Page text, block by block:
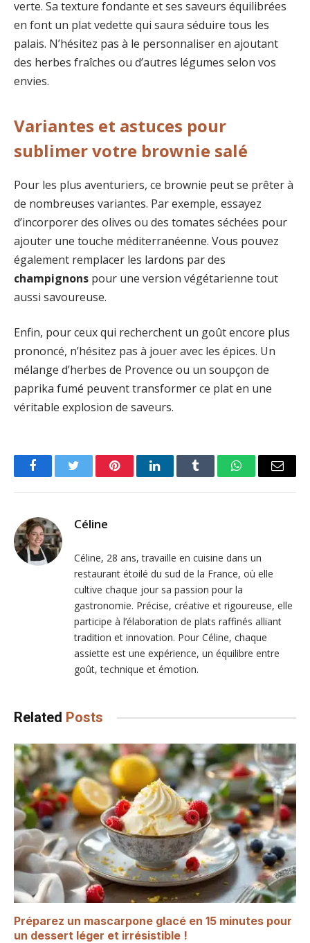
verte. Sa texture fondante et ses saveurs équilibrées
en font un plat vedette qui saura séduire tous les
palais. N’hésitez pas à le personnaliser en ajoutant
des herbes fraîches ou d’autres légumes selon vos
envies.
Variantes et astuces pour
sublimer votre brownie salé
Pour les plus aventuriers, ce brownie peut se prêter à
de nombreuses variantes. Par exemple, essayez
d’incorporer des olives ou des tomates séchées pour
ajouter une touche méditerranéenne. Vous pouvez
également remplacer les lardons par des
champignons pour une version végétarienne tout
aussi savoureuse.
Enfin, pour ceux qui recherchent un goût encore plus
prononcé, n’hésitez pas à jouer avec les épices. Un
mélange d’herbes de Provence ou un soupçon de
paprika fumé peuvent transformer ce plat en une
véritable explosion de saveurs.
FacebookTwitter PinterestLinkedInTumblr WhatsAppEmail
Céline
Céline, 28 ans, travaille en cuisine dans un
restaurant étoilé du sud de la France, où elle
cultive chaque jour sa passion pour la
gastronomie. Précise, créative et rigoureuse, elle
participe à l’élaboration de plats raffinés alliant
tradition et innovation. Pour Céline, chaque
assiette est une expérience, un équilibre entre
goût, technique et émotion.
Related Posts
Préparez un mascarpone glacé en 15 minutes pour
un dessert léger et irrésistible !